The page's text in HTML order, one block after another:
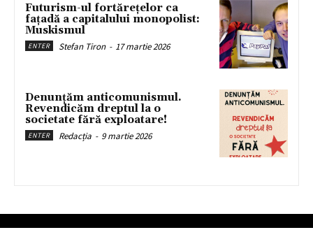
Futurism-ul fortărețelor ca
fațadă a capitalului monopolist:
Muskismul
ENTER Stefan Tiron - 17 martie 2026
Denunțăm anticomunismul.
Revendicăm dreptul la o
societate fără exploatare!
ENTER Redacția - 9 martie 2026